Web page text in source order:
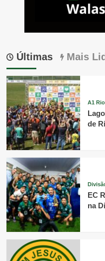
Últimas Mais
A1
de
EC
na